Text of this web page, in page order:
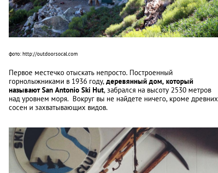
фото: http://outdoorsocal.com
Первое местечко отыскать непросто. Построенный
горнолыжниками в 1936 году, деревянный дом, который
называют San Antonio Ski Hut, забрался на высоту 2530 метров
над уровнем моря. Вокруг вы не найдете ничего, кроме древних
сосен и захватывающих видов.